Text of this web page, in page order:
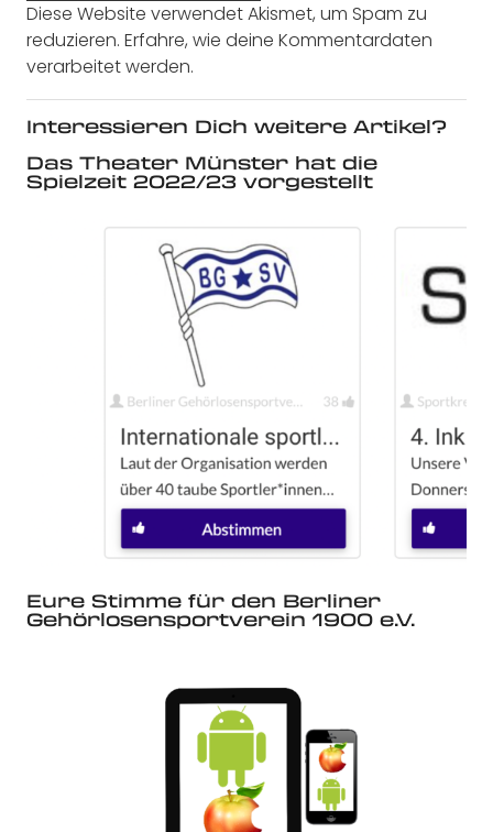
Diese Website verwendet Akismet, um Spam zu
reduzieren. Erfahre, wie deine Kommentardaten
verarbeitet werden.
Interessieren Dich weitere Artikel?
Das Theater Münster hat die
Spielzeit 2022/23 vorgestellt
Eure Stimme für den Berliner
Gehörlosensportverein 1900 e.V.